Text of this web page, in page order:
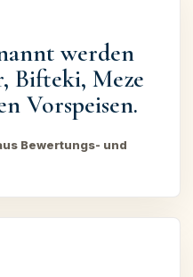
werden
Bifteki, Meze
Vorspeisen.
Bewertungs- und